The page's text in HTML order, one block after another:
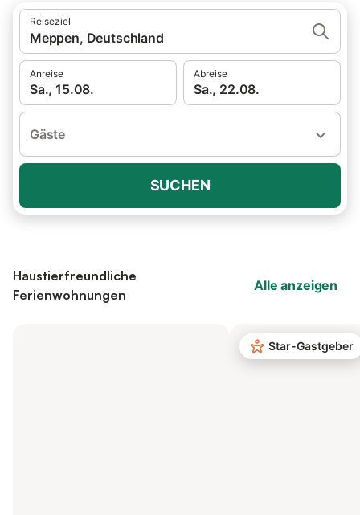
Reiseziel
Meppen, Deutschland
Anreise
Sa., 15.08.
Abreise
Sa., 22.08.
Gäste
SUCHEN
Haustierfreundliche
Ferienwohnungen
Alle anzeigen
Star-Gastgeber